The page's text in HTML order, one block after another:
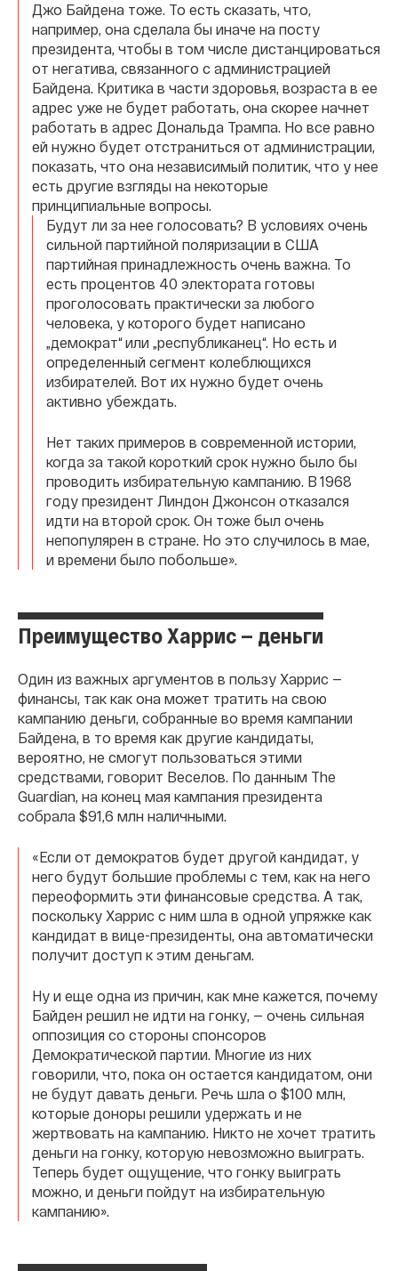
Джо Байдена тоже. То есть сказать, что,
например, она сделала бы иначе на посту
президента, чтобы в том числе дистанцироваться
от негатива, связанного с администрацией
Байдена. Критика в части здоровья, возраста в ее
адрес уже не будет работать, она скорее начнет
работать в адрес Дональда Трампа. Но все равно
ей нужно будет отстраниться от администрации,
показать, что она независимый политик, что у нее
есть другие взгляды на некоторые
принципиальные вопросы.
Будут ли за нее голосовать? В условиях очень
сильной партийной поляризации в США
партийная принадлежность очень важна. То
есть процентов 40 электората готовы
проголосовать практически за любого
человека, у которого будет написано
„демократ“ или „республиканец“. Но есть и
определенный сегмент колеблющихся
избирателей. Вот их нужно будет очень
активно убеждать.
Нет таких примеров в современной истории,
когда за такой короткий срок нужно было бы
проводить избирательную кампанию. В 1968
году президент Линдон Джонсон отказался
идти на второй срок. Он тоже был очень
непопулярен в стране. Но это случилось в мае,
и времени было побольше».
Преимущество Харрис — деньги
Один из важных аргументов в пользу Харрис —
финансы, так как она может тратить на свою
кампанию деньги, собранные во время кампании
Байдена, в то время как другие кандидаты,
вероятно, не смогут пользоваться этими
средствами, говорит Веселов. По данным The
Guardian, на конец мая кампания президента
собрала $91,6 млн наличными.
«Если от демократов будет другой кандидат, у
него будут большие проблемы с тем, как на него
переоформить эти финансовые средства. А так,
поскольку Харрис с ним шла в одной упряжке как
кандидат в вице-президенты, она автоматически
получит доступ к этим деньгам.
Ну и еще одна из причин, как мне кажется, почему
Байден решил не идти на гонку, — очень сильная
оппозиция со стороны спонсоров
Демократической партии. Многие из них
говорили, что, пока он остается кандидатом, они
не будут давать деньги. Речь шла о $100 млн,
которые доноры решили удержать и не
жертвовать на кампанию. Никто не хочет тратить
деньги на гонку, которую невозможно выиграть.
Теперь будет ощущение, что гонку выиграть
можно, и деньги пойдут на избирательную
кампанию».